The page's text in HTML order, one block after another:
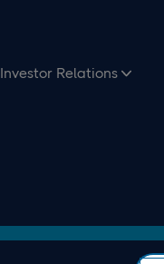
Investor Relations